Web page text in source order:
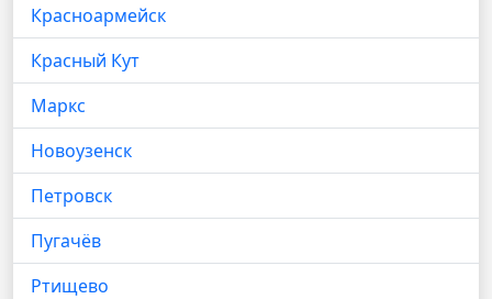
Красноармейск
Красный Кут
Маркс
Новоузенск
Петровск
Пугачёв
Ртищево